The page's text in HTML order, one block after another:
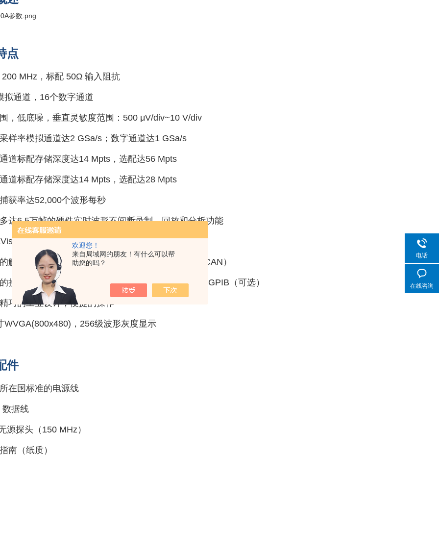
欢迎您！
来自局域网的朋友！有什么可以帮
助您的吗？
点
MHz，标配 50Ω 输入阻抗
拟通道，16个数字通道
，低底噪，垂直灵敏度范围：500 μV/div~10 V/div
样率模拟通道达2 GSa/s；数字通道达1 GSa/s
道标配存储深度达14 Mpts，选配达56 Mpts
道标配存储深度达14 Mpts，选配达28 Mpts
获率达52,000个波形每秒
达6.5万帧的硬件实时波形不间断录制、回放和分析功能
技术
触发和总线解码功能（并行、RS232、I2C、SPI、CAN）
接口：USB Host&Device、LAN(LXI)、AUX、USB-GPIB（可选）
巧的工业设计，便捷的操作
WVGA(800x480)，256级波形灰度显示
件
在国标准的电源线
数据线
源探头（150 MHz）
南（纸质）
电话
在线咨询